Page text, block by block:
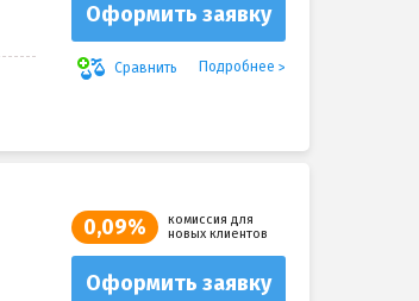
Оформить заявку
Сравнить Подробнее
0,09%
комиссия для
новых клиентов
Оформить заявку